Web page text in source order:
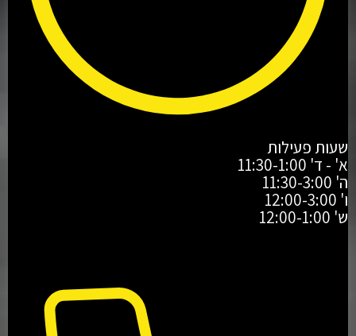
שעות פעילות
א' - ד' 11:30-1:00
ה' 11:30-3:00
ו' 12:00-3:00
ש' 12:00-1:00